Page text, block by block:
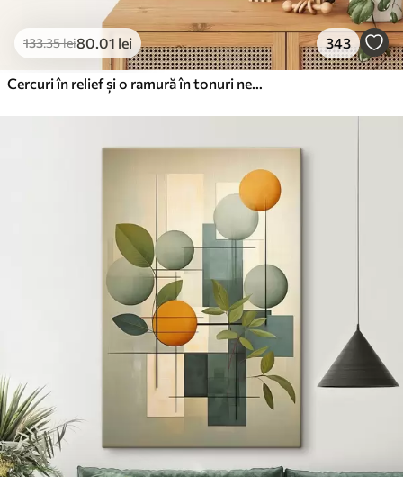
133.35lei80.01 lei 343
Cercuri în relief și o ramură în tonuri neutre calde